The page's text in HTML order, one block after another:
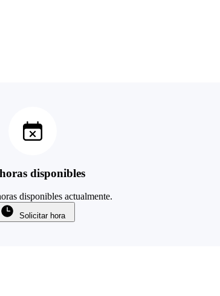
disponibles
disponibles actualmente.
Solicitar hora